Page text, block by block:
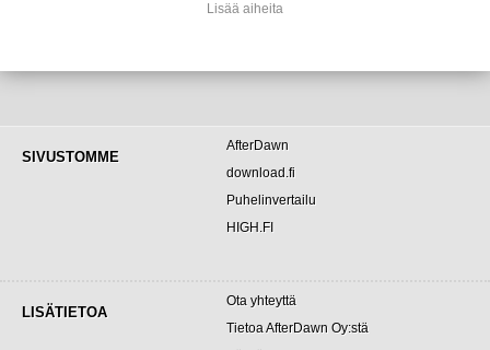
Lisää aiheita
SIVUSTOMME
AfterDawn
download.fi
Puhelinvertailu
HIGH.FI
LISÄTIETOA
Ota yhteyttä
Tietoa AfterDawn Oy:stä